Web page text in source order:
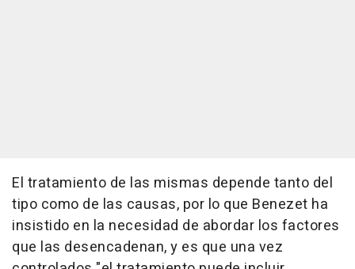
El tratamiento de las mismas depende tanto del
tipo como de las causas, por lo que Benezet ha
insistido en la necesidad de abordar los factores
que las desencadenan, y es que una vez